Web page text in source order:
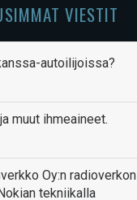
VIESTIT
autoilijoissa?
muut ihmeaineet.
Oy:n radioverkon
tekniikalla